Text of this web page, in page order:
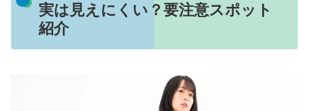
実は見えにくい？要注意スポット
紹介